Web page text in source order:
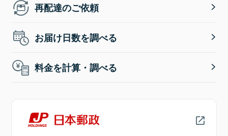
再配達のご依頼
お届け日数を調べる
料金を計算・調べる